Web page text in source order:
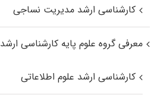
کارشناسی ارشد مدیریت نساجی
معرفی گروه علوم پایه کارشناسی ارشد
کارشناسی ارشد علوم اطلاعاتی